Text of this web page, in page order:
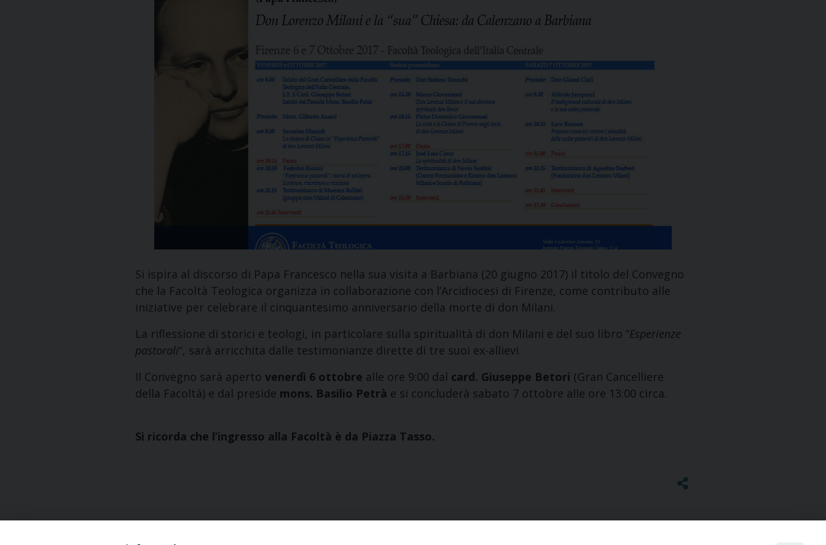
Si ispira al discorso di Papa Francesco nella sua visita a Barbiana (20 giugno 2017) il titolo del Convegno
che la Facoltà Teologica organizza in collaborazione con l’Arcidiocesi di Firenze, come contributo alle
iniziative per celebrare il cinquantesimo anniversario della morte di don Milani.
La riflessione di storici e teologi, in particolare sulla spiritualità di don Milani e del suo libro “Esperienze
pastorali“, sarà arricchita dalle testimonianze dirette di tre suoi ex-allievi.
Il Convegno sarà aperto venerdì 6 ottobre alle ore 9:00 dal card. Giuseppe Betori (Gran Cancelliere
della Facoltà) e dal preside mons. Basilio Petrà e si concluderà sabato 7 ottobre alle ore 13:00 circa.
Si ricorda che l’ingresso alla Facoltà è da Piazza Tasso.